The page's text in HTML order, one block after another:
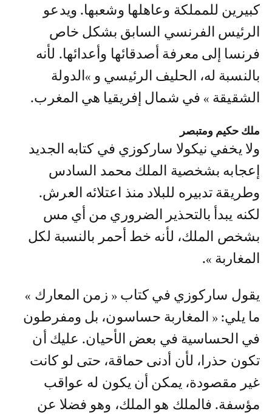
كبيرين للمملكة وعاهلها وشعبها. ويدعو
الرئيس الفرنسي السابق بشكل خاص
فرنسا إلى معرفة أصدقائها وأعدائها. لأنه
بالنسبة له، الحليف الرئيسي و »الدولة
الشقيقة » في شمال إفريقيا هي المغرب.
ملك حكيم ومتبصر
ولا يخفي نيكولا ساركوزي في كتابه الجديد
إعجابه بشخصية الملك محمد السادس
وطريقة تدبيره للبلاد منذ اعتلائه العرش.
لكنه يبدأ بالتحذير الضروري من أي مس
بشخص الملك، لأنه خط أحمر بالنسبة لكل
المغاربة ».
يقول ساركوزي في كتاب « زمن المعارك »
ما يلي: « المغاربة حساسون، بل ومفرطون
في الحساسية في بعض الأحيان. عليك أن
تكون حذرا، لأن أدنى حماقة، حتى لو كانت
غير مقصودة، يمكن أن يكون له عواقب
مؤسفة. فالملك هو الملك، وهو فضلا عن